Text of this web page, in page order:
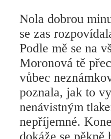
Nola dobrou
se zas
Podle mě se na
Moronová tě
vůbec
poznala, jak to
nenávistným
nepříjemné.